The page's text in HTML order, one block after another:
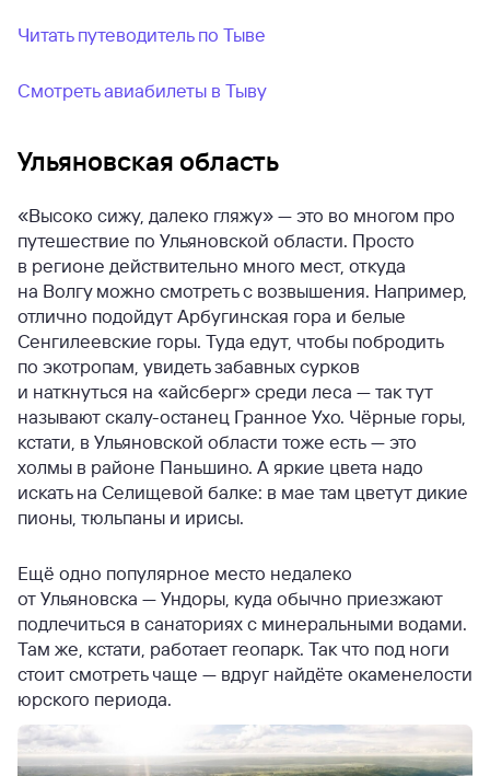
Читать путеводитель по Тыве
Смотреть авиабилеты в Тыву
Ульяновская область
«Высоко сижу, далеко гляжу» — это во многом про
путешествие по Ульяновской области. Просто
в регионе действительно много мест, откуда
на Волгу можно смотреть с возвышения. Например,
отлично подойдут Арбугинская гора и белые
Сенгилеевские горы. Туда едут, чтобы побродить
по экотропам, увидеть забавных сурков
и наткнуться на «айсберг» среди леса — так тут
называют скалу-останец Гранное Ухо. Чёрные горы,
кстати, в Ульяновской области тоже есть — это
холмы в районе Паньшино. А яркие цвета надо
искать на Селищевой балке: в мае там цветут дикие
пионы, тюльпаны и ирисы.
Ещё одно популярное место недалеко
от Ульяновска — Ундоры, куда обычно приезжают
подлечиться в санаториях с минеральными водами.
Там же, кстати, работает геопарк. Так что под ноги
стоит смотреть чаще — вдруг найдёте окаменелости
юрского периода.